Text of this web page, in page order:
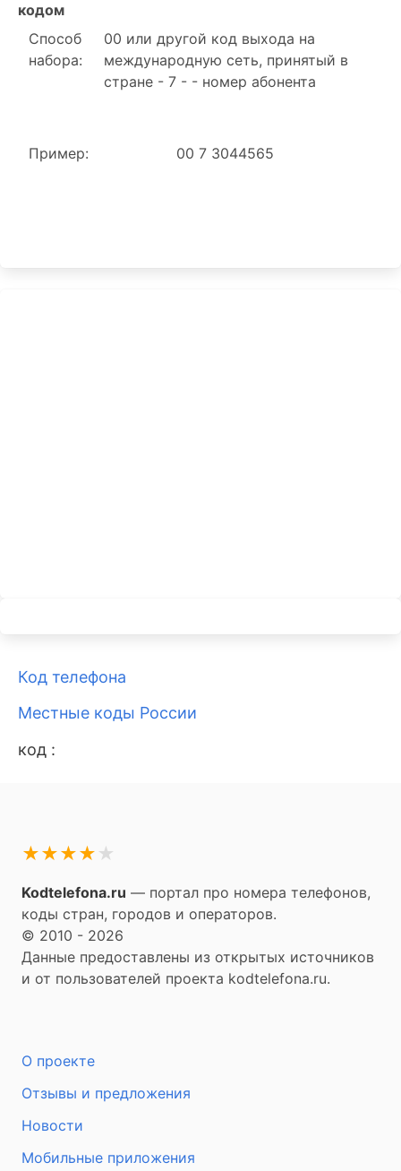
кодом
Способ
набора:
00 или другой код выхода на
международную сеть, принятый в
стране - 7 - - номер абонента
Пример: 00 7 3044565
Код телефона
Местные коды России
код :
★
★
★
★
★
Kodtelefona.ru — портал про номера телефонов,
коды стран, городов и операторов.
© 2010 - 2026
Данные предоставлены из открытых источников
и от пользователей проекта kodtelefona.ru.
О проекте
Отзывы и предложения
Новости
Мобильные приложения